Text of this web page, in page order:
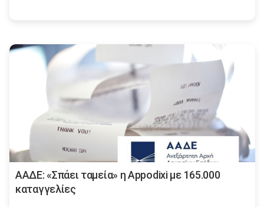
ΑΑΔΕ: «Σπάει ταμεία» η Appodixi με 165.000
καταγγελίες